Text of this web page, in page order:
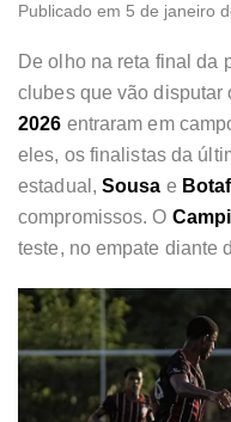
Publicado em 5 de janeiro
De olho na reta final da
clubes que vão disputar
2026 entraram em
eles, os finalistas da
estadual, Sousa e
compromissos. O
teste, no empate diante